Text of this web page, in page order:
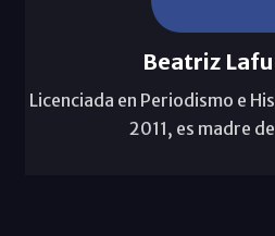
Beatriz
Licenciada en Periodismo e
2011, es madre